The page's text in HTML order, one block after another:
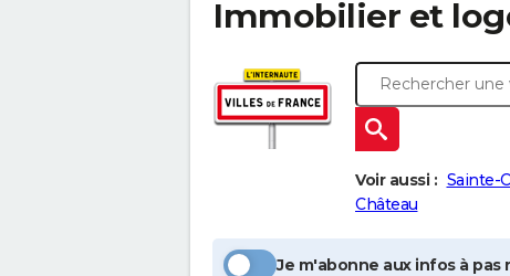
Immobilier et
Voir aussi : Sainte-
Château
Je m'abonne aux infos à pas